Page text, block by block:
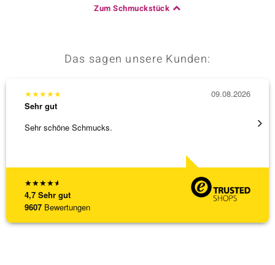
Zum Schmuckstück
Das sagen unsere Kunden:
★★★★★
4,7 Sehr gut
9607 Bewertungen
★★★★★
Sehr gut
Sehr schöne Schmucks.
09.08.2026